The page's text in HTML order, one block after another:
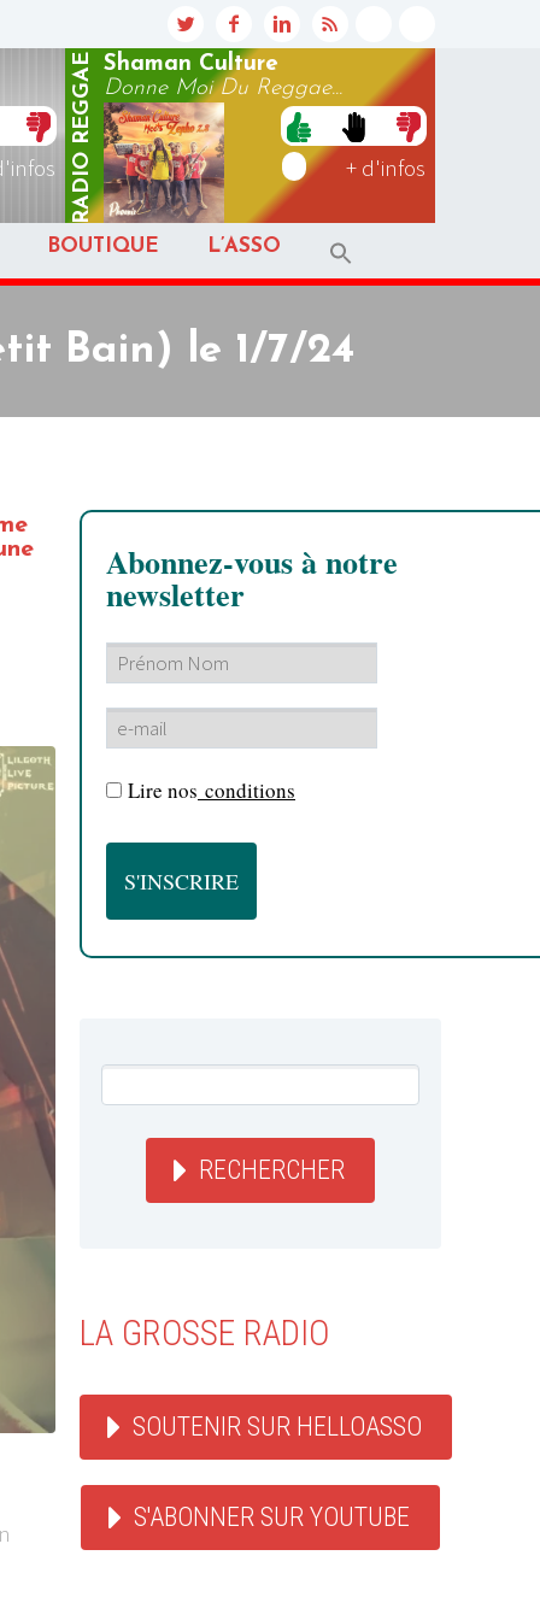
RADIO
REGGAE
Shaman Culture
Donne Moi Du Reggae...
+ d'infos
BOUTIQUE L’ASSO
Bain) le 1/7/24
Abonnez-vous à notre
newsletter
Lire nos conditions
RECHERCHER
LA GROSSE RADIO
SOUTENIR SUR HELLOASSO
S'ABONNER SUR YOUTUBE